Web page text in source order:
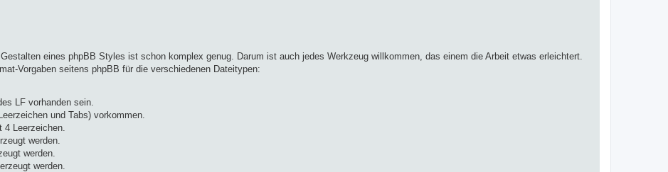
eines phpBB Styles ist schon komplex genug. Darum ist auch jedes Werkzeug willkommen, das einem die Arbeit etwas erleichtert.
Vorgaben seitens phpBB für die verschiedenen Dateitypen:
LF vorhanden sein.
und Tabs) vorkommen.
4 Leerzeichen.
werden.
werden.
werden.